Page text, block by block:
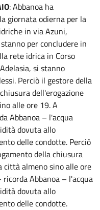
: Abbanoa ha
giornata odierna per la
in via Azuni,
per concludere in
rete idrica in Corso
si stanno
Perciò il gestore della
dell'erogazione
alle ore 19. A
Abbanoa – l'acqua
dovuta allo
delle condotte. Perciò
della chiusura
città almeno sino alle ore
Abbanoa – l'acqua
dovuta allo
delle condotte.